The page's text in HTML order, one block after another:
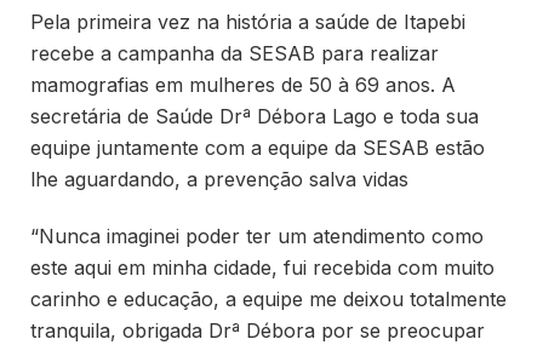
Pela primeira vez na história a saúde de Itapebi
recebe a campanha da SESAB para realizar
mamografias em mulheres de 50 à 69 anos. A
secretária de Saúde Drª Débora Lago e toda sua
equipe juntamente com a equipe da SESAB estão
lhe aguardando, a prevenção salva vidas
“Nunca imaginei poder ter um atendimento como
este aqui em minha cidade, fui recebida com muito
carinho e educação, a equipe me deixou totalmente
tranquila, obrigada Drª Débora por se preocupar